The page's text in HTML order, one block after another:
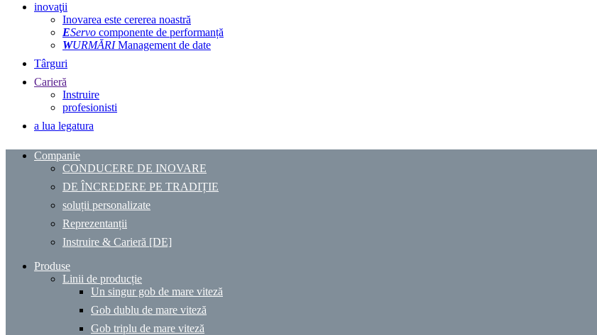
inovaţii
Inovarea este cererea noastră
EServo componente de performanță
WURMĂRIManagement de date
Târguri
Carieră
Instruire
profesionisti
a lua legatura
Companie
CONDUCERE DE INOVARE
DE ÎNCREDERE PE TRADIȚIE
soluții personalizate
Reprezentanții
Instruire & Carieră [DE]
Produse
Linii de producție
Un singur gob de mare viteză
Gob dublu de mare viteză
Gob triplu de mare viteză